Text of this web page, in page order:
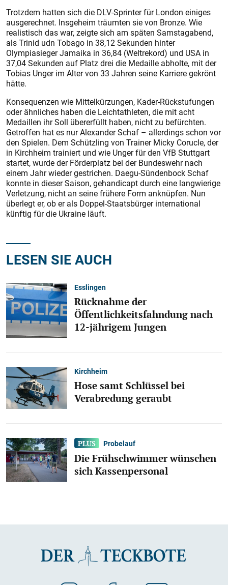
Trotzdem hatten sich die DLV-Sprinter für London einiges
ausgerechnet. Insgeheim träumten sie von Bronze. Wie
realistisch das war, zeigte sich am späten Samstagabend,
als Trinid udn Tobago in 38,12 Sekunden hinter
Olympiasieger Jamaika in 36,84 (Weltrekord) und USA in
37,04 Sekunden auf Platz drei die Medaille abholte, mit der
Tobias Unger im Alter von 33 Jahren seine Karriere gekrönt
hätte.
Konsequenzen wie Mittelkürzungen, Kader-Rückstufungen
oder ähnliches haben die Leichtathleten, die mit acht
Medaillen ihr Soll übererfüllt haben, nicht zu befürchten.
Getroffen hat es nur Alexander Schaf – allerdings schon vor
den Spielen. Dem Schützling von Trainer Micky Corucle, der
in Kirchheim trainiert und wie Unger für den VfB Stuttgart
startet, wurde der Förderplatz bei der Bundeswehr nach
einem Jahr wieder gestrichen. Daegu-Sündenbock Schaf
konnte in dieser Saison, gehandicapt durch eine langwierige
Verletzung, nicht an seine frühere Form anknüpfen. Nun
überlegt er, ob er als Doppel-Staatsbürger international
künftig für die Ukraine läuft.
LESEN SIE AUCH
Esslingen
Rücknahme der
Öffentlichkeitsfahndung nach
12-jährigem Jungen
Kirchheim
Hose samt Schlüssel bei
Verabredung geraubt
Probelauf
Die Frühschwimmer wünschen
sich Kassenpersonal